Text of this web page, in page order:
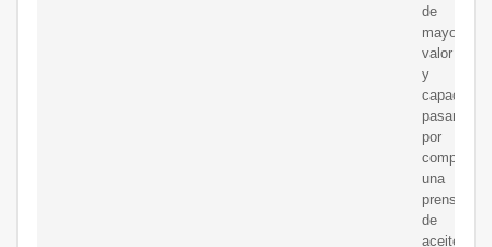
de
mayor
valor
y
capacidad,
pasaría
por
comprar
una
prensa
de
aceite